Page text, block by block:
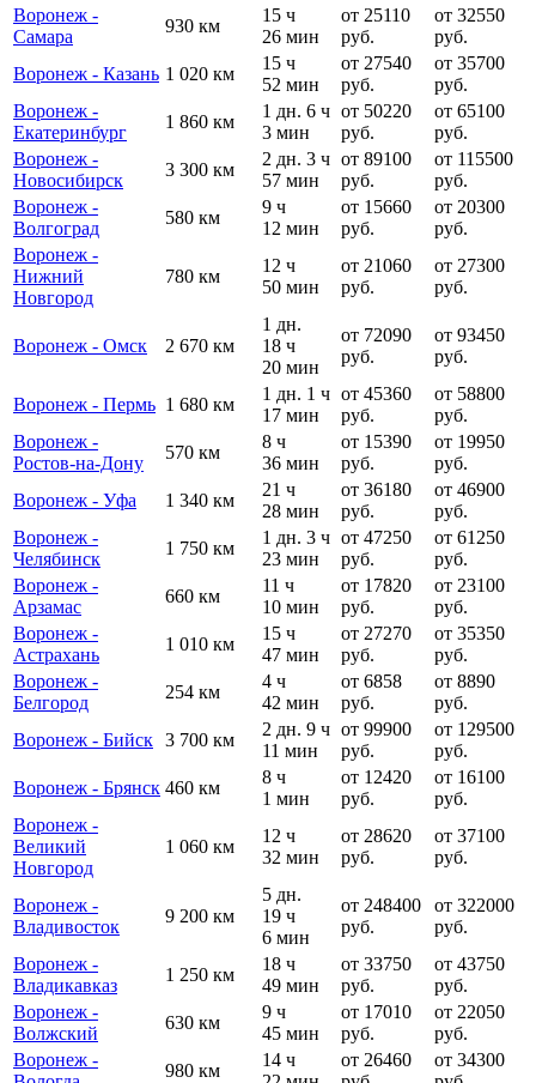
Воронеж -
Самара
930 км
15 ч
26 мин
от 25110
руб.
от 32550
руб.
Воронеж - Казань 1 020 км
15 ч
52 мин
от 27540
руб.
от 35700
руб.
Воронеж -
Екатеринбург
1 860 км
1 дн. 6 ч
3 мин
от 50220
руб.
от 65100
руб.
Воронеж -
Новосибирск
3 300 км
2 дн. 3 ч
57 мин
от 89100
руб.
от 115500
руб.
Воронеж -
Волгоград
580 км
9 ч
12 мин
от 15660
руб.
от 20300
руб.
Воронеж -
Нижний
Новгород
780 км
12 ч
50 мин
от 21060
руб.
от 27300
руб.
Воронеж - Омск 2 670 км
1 дн.
18 ч
20 мин
от 72090
руб.
от 93450
руб.
Воронеж - Пермь 1 680 км
1 дн. 1 ч
17 мин
от 45360
руб.
от 58800
руб.
Воронеж -
Ростов-на-Дону
570 км
8 ч
36 мин
от 15390
руб.
от 19950
руб.
Воронеж - Уфа
1 340 км
21 ч
28 мин
от 36180
руб.
от 46900
руб.
Воронеж -
Челябинск
1 750 км
1 дн. 3 ч
23 мин
от 47250
руб.
от 61250
руб.
Воронеж -
Арзамас
660 км
11 ч
10 мин
от 17820
руб.
от 23100
руб.
Воронеж -
Астрахань
1 010 км
15 ч
47 мин
от 27270
руб.
от 35350
руб.
Воронеж -
Белгород
254 км
4 ч
42 мин
от 6858
руб.
от 8890
руб.
Воронеж - Бийск 3 700 км
2 дн. 9 ч
11 мин
от 99900
руб.
от 129500
руб.
Воронеж - Брянск 460 км
8 ч
1 мин
от 12420
руб.
от 16100
руб.
Воронеж -
Великий
Новгород
1 060 км
12 ч
32 мин
от 28620
руб.
от 37100
руб.
Воронеж -
Владивосток
9 200 км
5 дн.
19 ч
6 мин
от 248400
руб.
от 322000
руб.
Воронеж -
Владикавказ
1 250 км
18 ч
49 мин
от 33750
руб.
от 43750
руб.
Воронеж -
Волжский
630 км
9 ч
45 мин
от 17010
руб.
от 22050
руб.
Воронеж -
980 км
14 ч
от 26460
от 34300